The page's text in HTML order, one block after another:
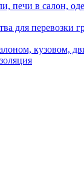
печи в салон,
для перевозки
кузовом,